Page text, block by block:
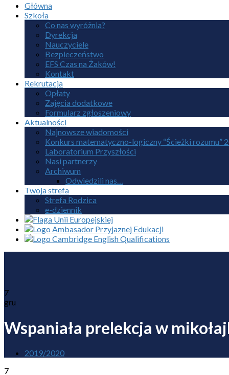
Główna
Szkoła
Co nas wyróżnia?
Dyrekcja
Nauczyciele
Bezpieczeństwo
EFS Czas na Żaków!
Kontakt
Rekrutacja
Opłaty
Zajęcia dodatkowe
Formularz zgłoszeniowy
Aktualności
Najnowsze wiadomości
Konkurs matematyczno-logiczny “Ścieżki rozumu”
Laboratorium Przyszłości
Nasi partnerzy
Archiwum
Odwiedzili nas…
Twoja strefa
Strefa Rodzica
e-dziennik
7
gru
Wspaniała prelekcja w
2019/2020
7